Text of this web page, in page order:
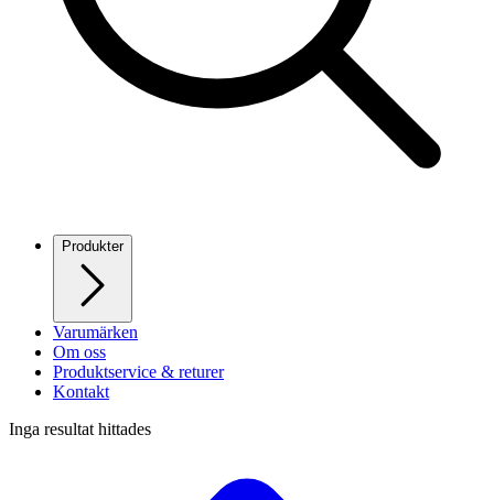
Produkter
Varumärken
Om oss
Produktservice & returer
Kontakt
Inga resultat hittades